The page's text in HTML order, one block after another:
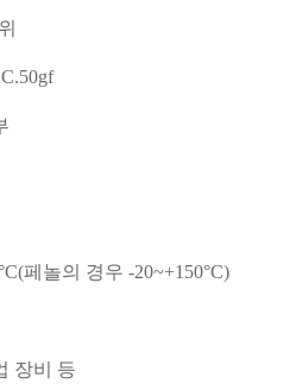
페놀의 경우 -20~+150°C)
장비 등